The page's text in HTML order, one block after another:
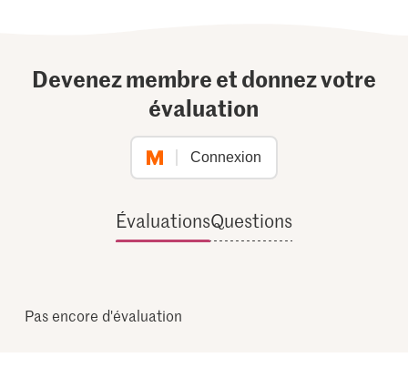
Devenez membre et donnez votre
évaluation
Connexion
ÉvaluationsQuestions
Pas encore d'évaluation